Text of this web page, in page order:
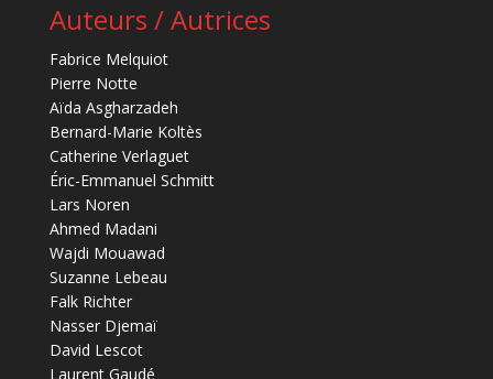
Auteurs / Autrices
Fabrice Melquiot
Pierre Notte
Aïda Asgharzadeh
Bernard-Marie Koltès
Catherine Verlaguet
Éric-Emmanuel Schmitt
Lars Noren
Ahmed Madani
Wajdi Mouawad
Suzanne Lebeau
Falk Richter
Nasser Djemaï
David Lescot
Laurent Gaudé